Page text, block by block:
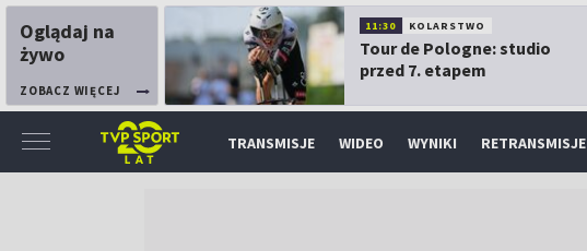
Oglądaj na
żywo
ZOBACZ WIĘCEJ
11:30 KOLARSTWO
Tour de Pologne: studio
przed 7. etapem
TRANSMISJE WIDEO WYNIKI RETRANSMISJE